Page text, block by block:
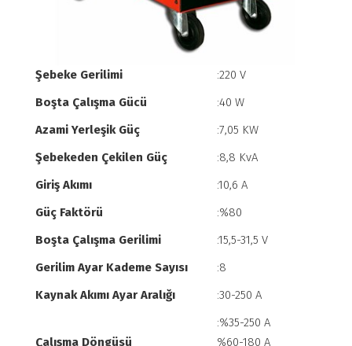
Şebeke Gerilimi
:220 V
Boşta Çalışma Gücü
:40 W
Azami Yerleşik Güç
:7,05 KW
Şebekeden Çekilen Güç
:8,8 KvA
Giriş Akımı
:10,6 A
Güç Faktörü
:%80
Boşta Çalışma Gerilimi
:15,5-31,5 V
Gerilim Ayar Kademe Sayısı
:8
Kaynak Akımı Ayar Aralığı
:30-250 A
Çalışma Döngüsü
:%35-250 A
%60-180 A